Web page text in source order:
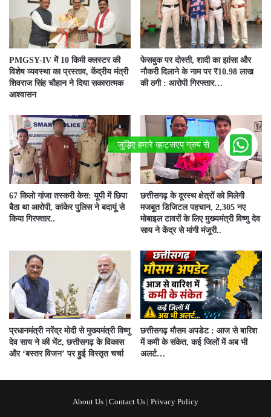
PMGSY-IV में 10 किमी क्लस्टर की
विशेष व्यवस्था का प्रस्ताव, केंद्रीय मंत्री
शिवराज सिंह चौहान ने दिया सकारात्मक
आश्वासन
फेसबुक पर दोस्ती, शादी का झांसा और
नौकरी दिलाने के नाम पर ₹10.98 लाख
की ठगी : आरोपी गिरफ्तार…
67 किलो गांजा तस्करी केस: यूपी में छिपा
बैठा था आरोपी, कांकेर पुलिस ने बदायूं से
किया गिरफ्तार..
छत्तीसगढ़ के दूरस्थ क्षेत्रों को मिलेगी
मजबूत डिजिटल पहचान, 2,305 नए
मोबाइल टावरों के लिए मुख्यमंत्री विष्णु देव
साय ने केंद्र से मांगी मंजूरी..
प्रधानमंत्री नरेंद्र मोदी से मुख्यमंत्री विष्णु
देव साय ने की भेंट, छत्तीसगढ़ के विकास
और ‘बस्तर विजन’ पर हुई विस्तृत चर्चा
छत्तीसगढ़ मौसम अपडेट : आज से बारिश
में कमी के संकेत, कई जिलों में अब भी
अलर्ट…
About Us | Contact Us | Privacy Policy